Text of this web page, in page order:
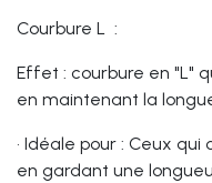
Courbure L :
Effet : courbure en "L"
en maintenant la
• Idéale pour : Ceux qui
en gardant une